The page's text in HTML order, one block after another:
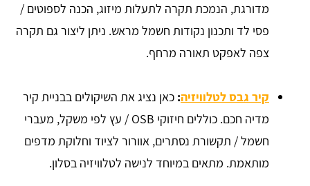
מדורגת, הנמכת תקרה לתעלות מיזוג, הכנה לספוטים /
פסי לד ותכנון נקודות חשמל מראש. ניתן ליצור גם תקרה
צפה לאפקט תאורה מרחף.
קיר גבס לטלוויזיה: כאן נציג את השיקולים בבניית קיר
מדיה חכם. כוללים חיזוקי OSB / עץ לפי משקל, מעברי
חשמל / תקשורת נסתרים, אוורור לציוד וחלוקת מדפים
מותאמת. מתאים במיוחד לנישה לטלוויזיה בסלון.